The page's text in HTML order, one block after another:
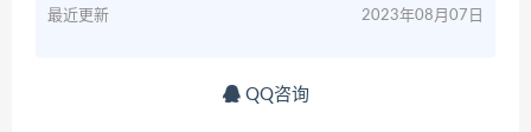
最近更新 2023年08月07日
QQ咨询